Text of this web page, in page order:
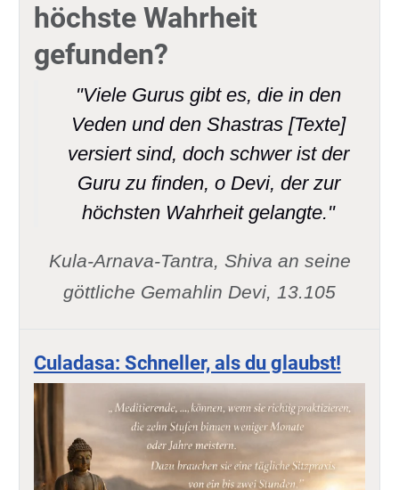
höchste Wahrheit
gefunden?
"Viele Gurus gibt es, die in den
Veden und den Shastras [Texte]
versiert sind, doch schwer ist der
Guru zu finden, o Devi, der zur
höchsten Wahrheit gelangte."
Kula-Arnava-Tantra, Shiva an seine
göttliche Gemahlin Devi, 13.105
Culadasa: Schneller, als du glaubst!